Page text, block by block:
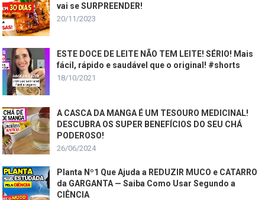
vai se SURPREENDER!
20/11/2023
ESTE DOCE DE LEITE NÃO TEM LEITE! SÉRIO! Mais
fácil, rápido e saudável que o original! #shorts
18/10/2021
A CASCA DA MANGA É UM TESOURO MEDICINAL!
DESCUBRA OS SUPER BENEFÍCIOS DO SEU CHÁ
PODEROSO!
26/06/2024
Planta Nº1 Que Ajuda a REDUZIR MUCO e CATARRO
da GARGANTA — Saiba Como Usar Segundo a
CIÊNCIA